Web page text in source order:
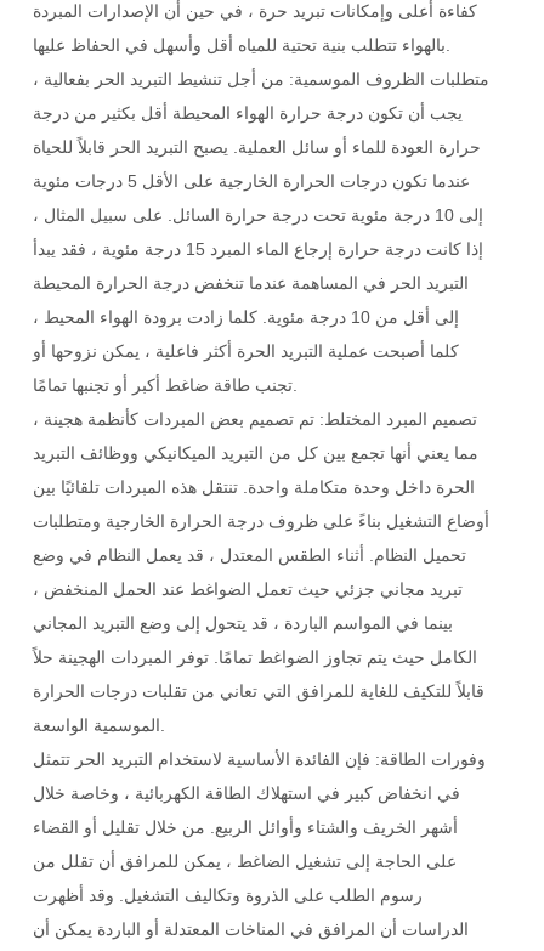
كفاءة أعلى وإمكانات تبريد حرة ، في حين أن الإصدارات المبردة
متطلبات الظروف الموسمية: من أجل تنشيط التبريد الحر بفعالية ،
يجب أن تكون درجة حرارة الهواء المحيطة أقل بكثير من درجة
حرارة العودة للماء أو سائل العملية. يصبح التبريد الحر قابلاً للحياة
عندما تكون درجات الحرارة الخارجية على الأقل 5 درجات مئوية
إلى 10 درجة مئوية تحت درجة حرارة السائل. على سبيل المثال ،
إذا كانت درجة حرارة إرجاع الماء المبرد 15 درجة مئوية ، فقد يبدأ
التبريد الحر في المساهمة عندما تنخفض درجة الحرارة المحيطة
إلى أقل من 10 درجة مئوية. كلما زادت برودة الهواء المحيط ،
كلما أصبحت عملية التبريد الحرة أكثر فاعلية ، يمكن نزوحها أو
تصميم المبرد المختلط: تم تصميم بعض المبردات كأنظمة هجينة ،
مما يعني أنها تجمع بين كل من التبريد الميكانيكي ووظائف التبريد
الحرة داخل وحدة متكاملة واحدة. تنتقل هذه المبردات تلقائيًا بين
أوضاع التشغيل بناءً على ظروف درجة الحرارة الخارجية ومتطلبات
تحميل النظام. أثناء الطقس المعتدل ، قد يعمل النظام في وضع
تبريد مجاني جزئي حيث تعمل الضواغط عند الحمل المنخفض ،
بينما في المواسم الباردة ، قد يتحول إلى وضع التبريد المجاني
الكامل حيث يتم تجاوز الضواغط تمامًا. توفر المبردات الهجينة حلاً
قابلاً للتكيف للغاية للمرافق التي تعاني من تقلبات درجات الحرارة
وفورات الطاقة: فإن الفائدة الأساسية لاستخدام التبريد الحر تتمثل
في انخفاض كبير في استهلاك الطاقة الكهربائية ، وخاصة خلال
أشهر الخريف والشتاء وأوائل الربيع. من خلال تقليل أو القضاء
على الحاجة إلى تشغيل الضاغط ، يمكن للمرافق أن تقلل من
رسوم الطلب على الذروة وتكاليف التشغيل. وقد أظهرت
الدراسات أن المرافق في المناخات المعتدلة أو الباردة يمكن أن